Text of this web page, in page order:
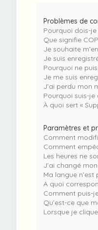
Problèmes de
Pourquoi dois-je
Que signifie
Je souhaite
Je suis
Pourquoi ne
Je me suis
J’ai perdu mon
Pourquoi suis-
À quoi sert «
Paramètres et
Comment
Comment
Les heures ne
J’ai changé
Ma langue
A quoi
Comment puis-
Qu’est-ce que
Lorsque je